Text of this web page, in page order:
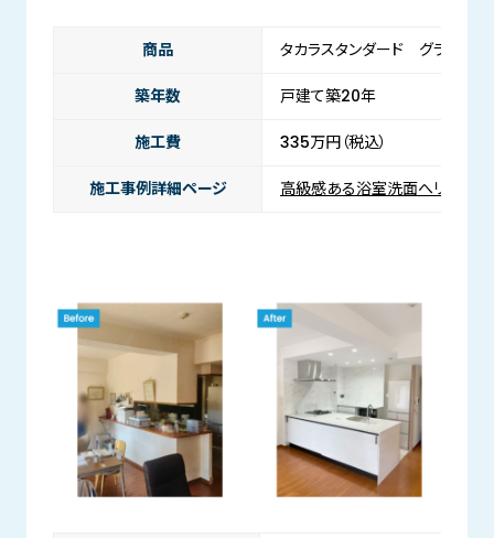
商品 タカラスタンダード グラン
築年数 戸建て築20年
施工費 335万円（税込）
施工事例詳細ページ 高級感ある浴室洗面へリフォー